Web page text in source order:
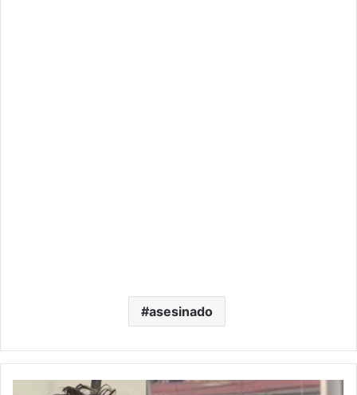
asesinado